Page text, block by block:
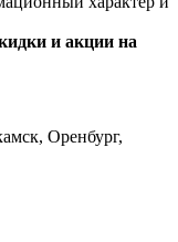
и акции на
Оренбург,